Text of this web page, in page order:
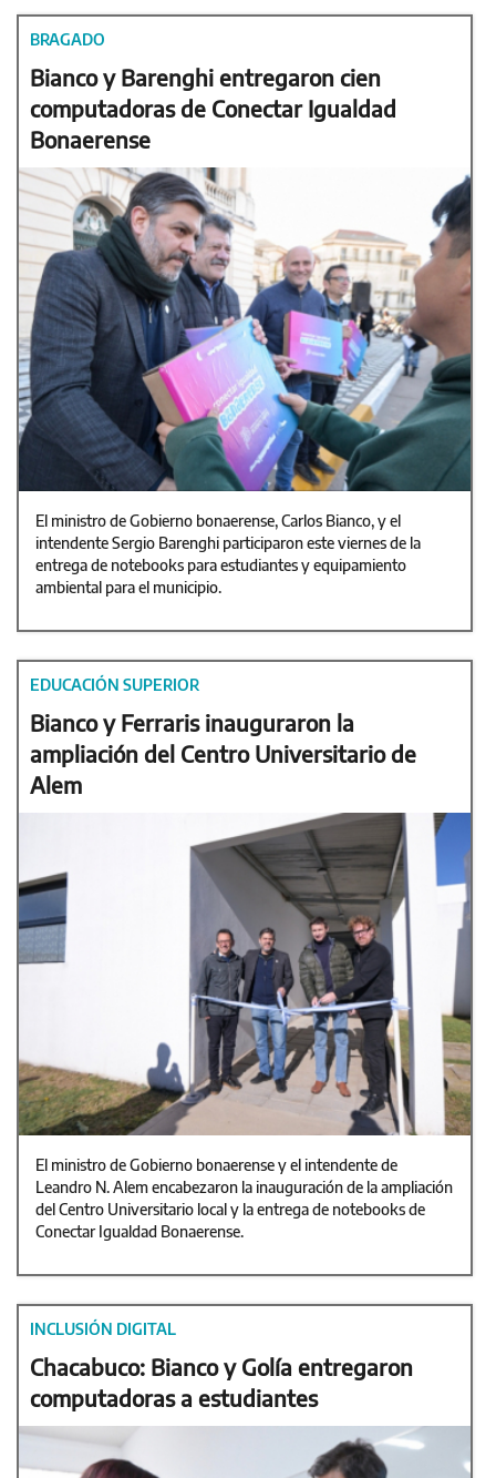
BRAGADO
Bianco y Barenghi entregaron cien
computadoras de Conectar Igualdad
Bonaerense
El ministro de Gobierno bonaerense, Carlos Bianco, y el
intendente Sergio Barenghi participaron este viernes de la
entrega de notebooks para estudiantes y equipamiento
ambiental para el municipio.
EDUCACIÓN SUPERIOR
Bianco y Ferraris inauguraron la
ampliación del Centro Universitario de
Alem
El ministro de Gobierno bonaerense y el intendente de
Leandro N. Alem encabezaron la inauguración de la ampliación
del Centro Universitario local y la entrega de notebooks de
Conectar Igualdad Bonaerense.
INCLUSIÓN DIGITAL
Chacabuco: Bianco y Golía entregaron
computadoras a estudiantes